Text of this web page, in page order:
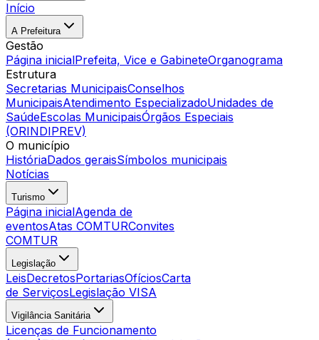
Início
A Prefeitura
Gestão
Página inicialPrefeita, Vice e GabineteOrganograma
Estrutura
Secretarias MunicipaisConselhos
MunicipaisAtendimento EspecializadoUnidades de
SaúdeEscolas MunicipaisÓrgãos Especiais
(ORINDIPREV)
O município
HistóriaDados geraisSímbolos municipais
Notícias
Turismo
Página inicialAgenda de
eventosAtas COMTURConvites
COMTUR
Legislação
LeisDecretosPortariasOfíciosCarta
de ServiçosLegislação VISA
Vigilância Sanitária
Licenças de Funcionamento